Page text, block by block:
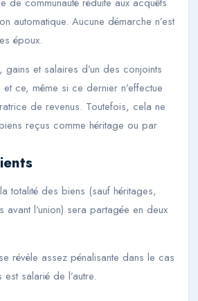
automatique. Aucune démarche n’est
époux.
et salaires d’un des conjoints
ce, même si ce dernier n’effectue
de revenus. Toutefois, cela ne
reçus comme héritage ou par
totalité des biens (sauf héritages,
l’union) sera partagée en deux
révèle assez pénalisante dans le cas
salarié de l’autre.